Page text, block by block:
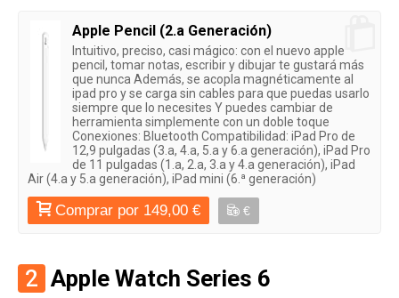
Apple Pencil (2.a Generación)
Intuitivo, preciso, casi mágico: con el nuevo apple
pencil, tomar notas, escribir y dibujar te gustará más
que nunca Además, se acopla magnéticamente al
ipad pro y se carga sin cables para que puedas usarlo
siempre que lo necesites Y puedes cambiar de
herramienta simplemente con un doble toque
Conexiones: Bluetooth Compatibilidad: iPad Pro de
12,9 pulgadas (3.a, 4.a, 5.a y 6.a generación), iPad Pro
de 11 pulgadas (1.a, 2.a, 3.a y 4.a generación), iPad
Air (4.a y 5.a generación), iPad mini (6.ª generación)
Comprar por 149,00 € €
2 Apple Watch Series 6